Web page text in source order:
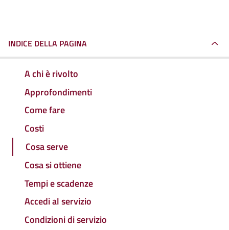
INDICE DELLA PAGINA
A chi è rivolto
Approfondimenti
Come fare
Costi
Cosa serve
Cosa si ottiene
Tempi e scadenze
Accedi al servizio
Condizioni di servizio